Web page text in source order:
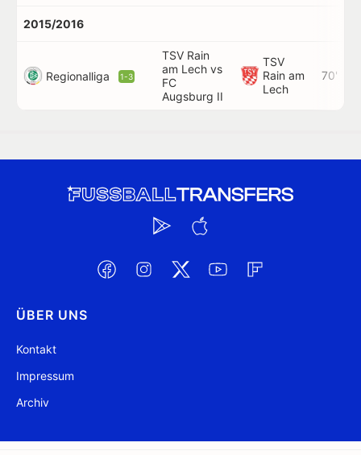
2015/2016
Regionalliga 1-3
TSV Rain
am Lech vs
FC
Augsburg II
TSV
Rain am
Lech
70'
ÜBER UNS
Kontakt
Impressum
Archiv